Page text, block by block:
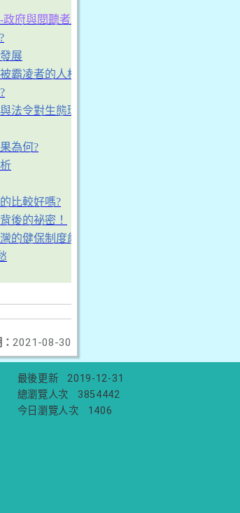
府與閱聽者應具備的訊息處理能力
展
霸凌者的人格特質與心理認知
法令對生態環境的衝擊與因應方式
為何?
比較好嗎?
後的祕密！
健保制度能否堪稱世界第一
2021-08-30
最後更新
2019-12-31
總瀏覽人次
3854442
今日瀏覽人次
1406